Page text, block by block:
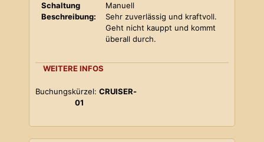
Schaltung
Manuell
Beschreibung:
Sehr zuverlässig und kraftvoll.
Geht nicht kauppt und kommt
überall durch.
WEITERE INFOS
Buchungskürzel: CRUISER-
01